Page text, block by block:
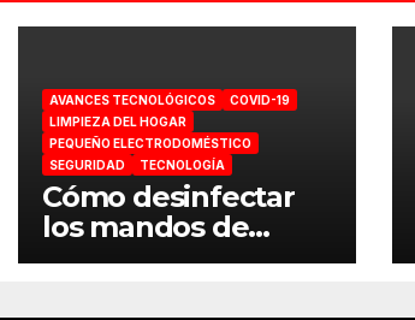
AVANCES TECNOLÓGICOS
COVID-19
LIMPIEZA DEL HOGAR
PEQUEÑO ELECTRODOMÉSTICO
SEGURIDAD
TECNOLOGÍA
Cómo desinfectar
los mandos de
consola por el